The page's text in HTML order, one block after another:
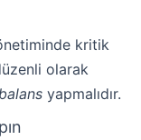
kritik
olarak
yapmalıdır.